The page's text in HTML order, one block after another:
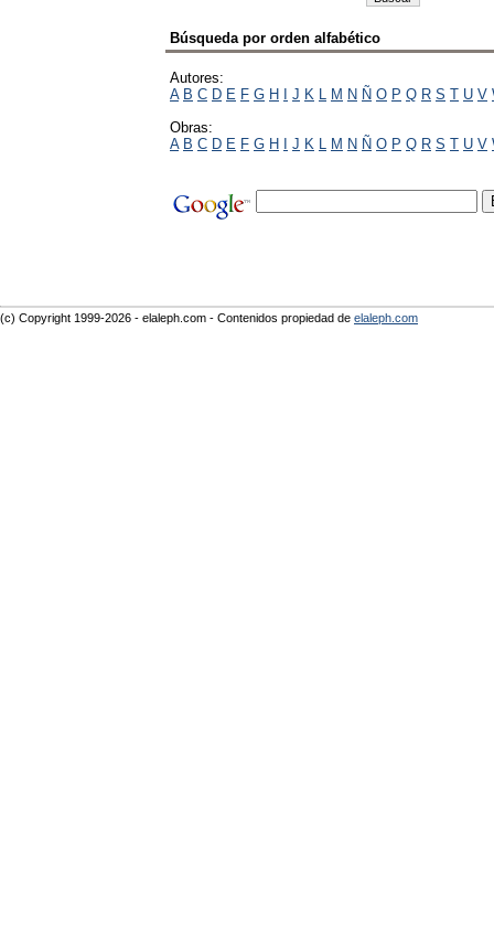
Búsqueda por orden alfabético
Autores:
A B C D E F G H I J K L M N Ñ O P Q R S T U V
Obras:
A B C D E F G H I J K L M N Ñ O P Q R S T U V
(c) Copyright 1999-2026 - elaleph.com - Contenidos propiedad de elaleph.com